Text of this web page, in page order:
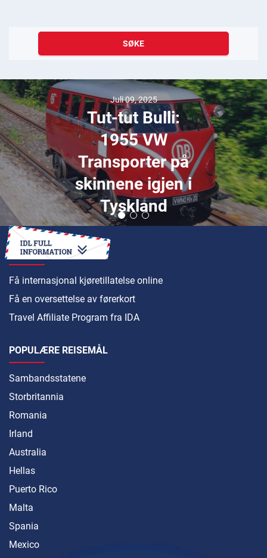
SØKE
Juli 09, 2025
Tut-tut Bulli:
1955 VW
Transporter på
skinnene igjen i
Tyskland
HVORDAN
Få internasjonal kjøretillatelse online
Få en oversettelse av førerkort
Travel Affiliate Program fra IDA
POPULÆRE REISEMÅL
Sambandsstatene
Storbritannia
Romania
Irland
Australia
Hellas
Puerto Rico
Malta
Spania
Mexico